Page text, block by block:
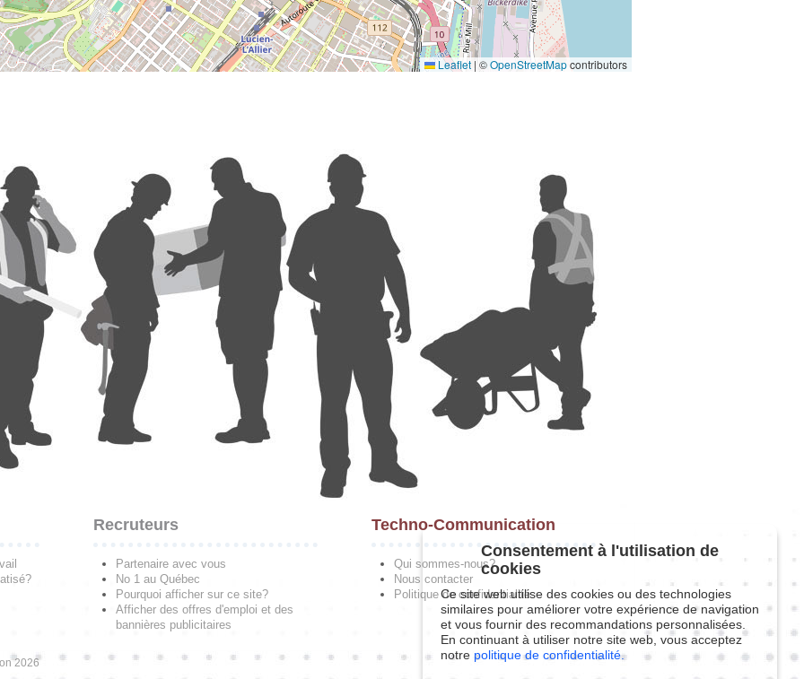
Leaflet | ©OpenStreetMapcontributors
Recruteurs
Partenaire avec vous
No 1 au Québec
Pourquoi afficher sur ce site?
Afficher des offres d'emploi et des
bannières publicitaires
Techno-Communication
Qui sommes-nous?
Nous contacter
Politique de confidentialité
2026
Consentement à l'utilisation de
cookies
Ce site web utilise des cookies ou des technologies
similaires pour améliorer votre expérience de navigation
et vous fournir des recommandations personnalisées.
En continuant à utiliser notre site web, vous acceptez
notre politique de confidentialité.